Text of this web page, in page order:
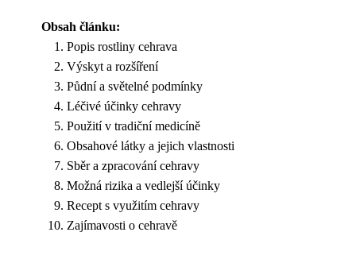
Obsah článku:
Popis rostliny cehrava
Výskyt a rozšíření
Půdní a světelné podmínky
Léčivé účinky cehravy
Použití v tradiční medicíně
Obsahové látky a jejich vlastnosti
Sběr a zpracování cehravy
Možná rizika a vedlejší účinky
Recept s využitím cehravy
Zajímavosti o cehravě